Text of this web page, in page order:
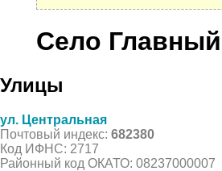
Село
Улицы
ул. Центральная
Почтовый индекс: 682380
Код ИФНС: 2717
Районный код ОКАТО: 08237000007